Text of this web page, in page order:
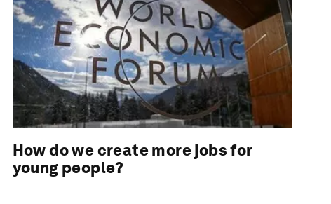
How do we create more jobs for
young people?